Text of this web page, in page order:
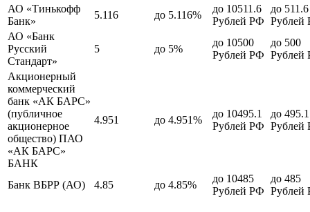
АО «Тинькофф
Банк»
5.116 до 5.116%
до 10511.6
Рублей РФ
до 511.6
Рублей
АО «Банк
Русский
Стандарт»
5 до 5%
до 10500
Рублей РФ
до 500
Рублей
Акционерный
коммерческий
банк «АК БАРС»
(публичное
акционерное
общество) ПАО
«АК БАРС»
БАНК
4.951 до 4.951%
до 10495.1
Рублей РФ
до 495.1
Рублей
Банк ВБРР (АО) 4.85 до 4.85%
до 10485
Рублей РФ
до 485
Рублей